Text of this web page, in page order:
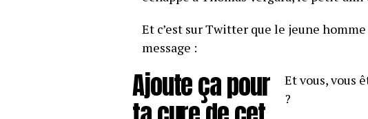
Et c’est sur Twitter que le jeune
message :
Ajoute ça pour
Et vous, vous
?